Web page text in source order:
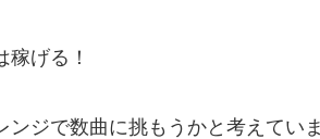
げる！
ジで数曲に挑もうかと考えていま